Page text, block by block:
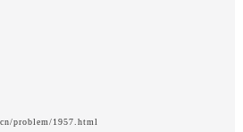
problem/1957.html